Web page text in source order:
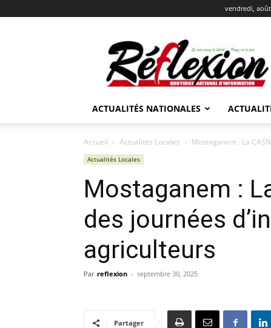
vendredi,
REFLEXION
ACTUALITÉS NATIONALES
Accueil Actualités Locales Mostaganem : La
Actualités Locales
Mostaganem :
des journées
agriculteurs
Par reflexion - septembre 30, 2025
Partager